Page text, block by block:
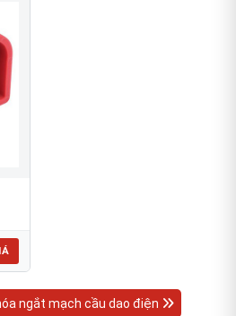
ngắt mạch cầu dao điện